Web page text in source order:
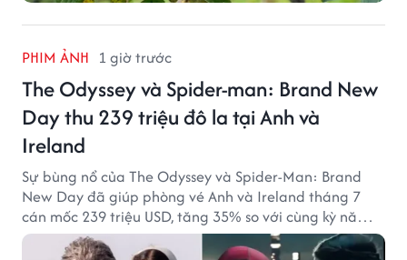
PHIM ẢNH 1 giờ trước
The Odyssey và Spider-man: Brand New
Day thu 239 triệu đô la tại Anh và
Ireland
Sự bùng nổ của The Odyssey và Spider-Man: Brand
New Day đã giúp phòng vé Anh và Ireland tháng 7
cán mốc 239 triệu USD, tăng 35% so với cùng kỳ năm
ngoái.